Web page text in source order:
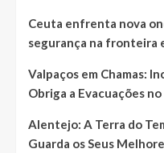
Ceuta enfrenta nova
segurança na fronteira
Valpaços em Chamas:
Obriga a Evacuações
Alentejo: A Terra do
Guarda os Seus